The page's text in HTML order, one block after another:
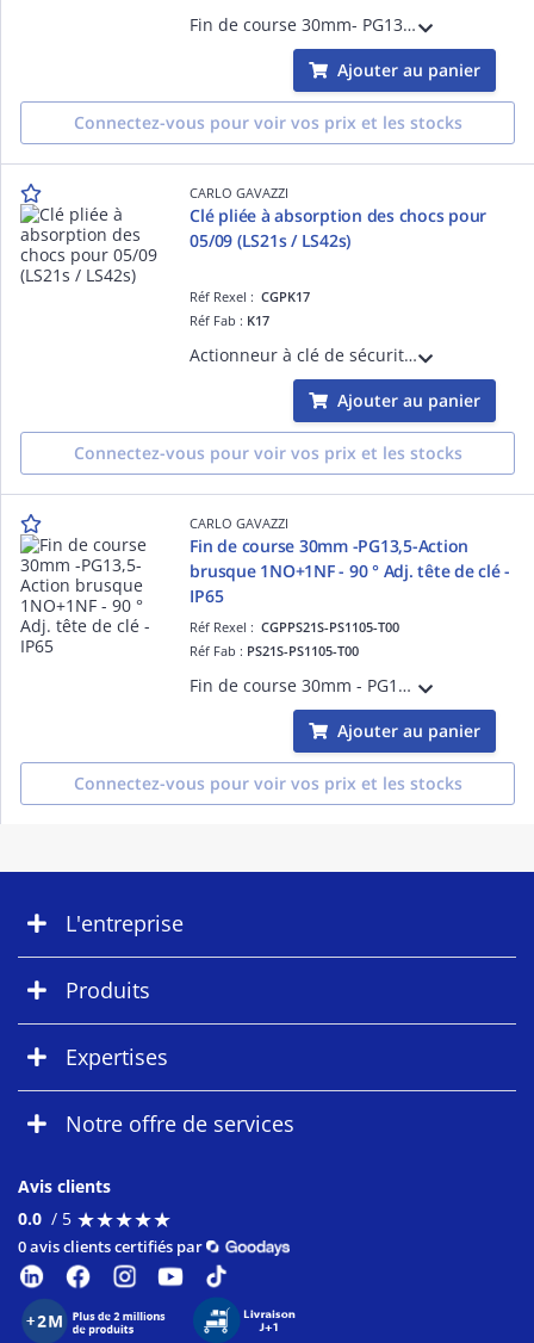
Fin de course 30mm- PG13,5 - Action brusque 1NO+1NF - Poussoir en nylon - Corps et tête en thermoplastique - IP65
Ajouter au panier
Connectez-vous pour voir vos prix et les stocks
CARLO GAVAZZI
Clé pliée à absorption des chocs pour
05/09 (LS21s / LS42s)
Réf Rexel :CGPK17
Réf Fab : K17
Actionneur à clé de sécurité coudé absorbant les chocs pour interrupteur fin de course électromécanique de sécurité
Ajouter au panier
Connectez-vous pour voir vos prix et les stocks
CARLO GAVAZZI
Fin de course 30mm -PG13,5-Action
brusque 1NO+1NF - 90 ° Adj. tête de clé -
IP65
Réf Rexel :CGPPS21S-PS1105-T00
Réf Fab : PS21S-PS1105-T00
Fin de course 30mm - PG13,5 - Action brusque 1NO+1NF - 90 ° Adj. tête de clé - Corps et tête en thermoplastique - IP65
Ajouter au panier
Connectez-vous pour voir vos prix et les stocks
L'entreprise
Produits
Expertises
Notre offre de services
Avis clients
0.0 / 5 ★★★★★
★★★★★
0 avis clients certifiés par